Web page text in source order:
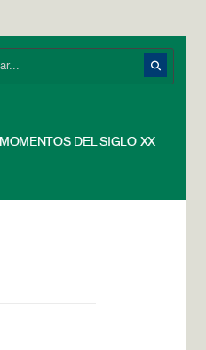
MOMENTOS DEL SIGLO XX